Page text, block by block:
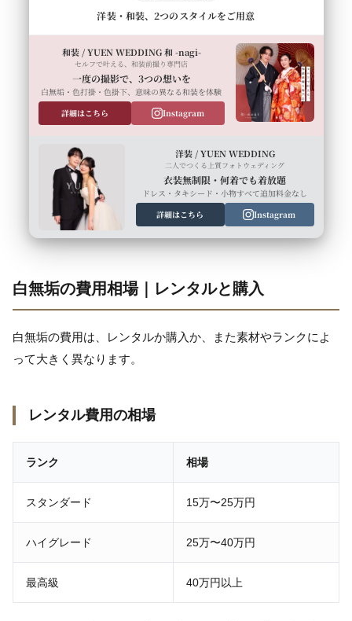
洋装・和装、2つのスタイルをご用意
和装 / YUEN WEDDING 和 -nagi-
セルフで叶える、和装前撮り専門店
一度の撮影で、3つの想いを
白無垢・色打掛・色掛下、意味の異なる和装を体験
詳細はこちら
Instagram
洋装 / YUEN WEDDING
二人でつくる上質フォトウェディング
衣装無制限・何着でも着放題
ドレス・タキシード・小物すべて追加料金なし
詳細はこちら
Instagram
白無垢の費用相場｜レンタルと購入
白無垢の費用は、レンタルか購入か、また素材やランクによ
って大きく異なります。
レンタル費用の相場
ランク 相場
スタンダード 15万〜25万円
ハイグレード 25万〜40万円
最高級 40万円以上